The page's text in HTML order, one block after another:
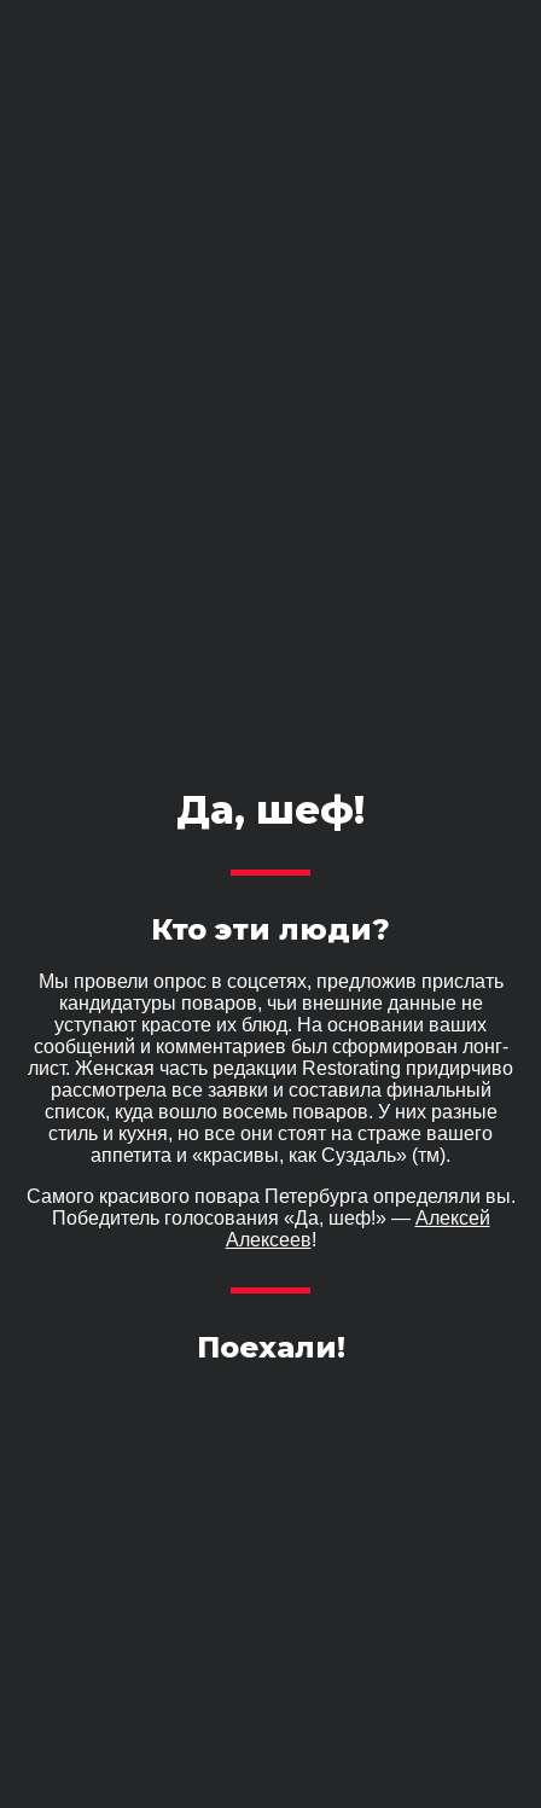
Да, шеф!
Кто эти люди?
Мы провели опрос в соцсетях, предложив прислать
кандидатуры поваров, чьи внешние данные не
уступают красоте их блюд. На основании ваших
сообщений и комментариев был сформирован лонг-
лист. Женская часть редакции Restorating придирчиво
рассмотрела все заявки и составила финальный
список, куда вошло восемь поваров. У них разные
стиль и кухня, но все они стоят на страже вашего
аппетита и «красивы, как Суздаль» (тм).
Самого красивого повара Петербурга определяли вы.
Победитель голосования «Да, шеф!» — Алексей
Алексеев!
Поехали!